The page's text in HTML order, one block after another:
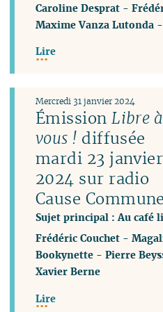
Caroline Desprat -
Maxime Vanza Lutonda
Lire
ÉmissionLibre à
vous ! diffusée
mardi 23 janvier
2024 sur radio
Cause Commune
Sujet principal : Au café
Mercredi 31 janvier 2024
Frédéric Couchet -
Bookynette -Pierre
Xavier Berne
Lire